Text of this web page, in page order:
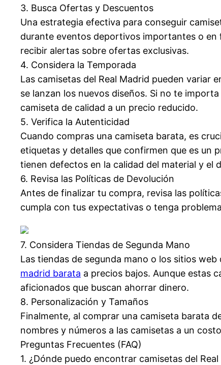
3. Busca Ofertas y Descuentos
Una estrategia efectiva para conseguir
durante eventos deportivos importantes o en
recibir alertas sobre ofertas exclusivas.
4. Considera la Temporada
Las camisetas del Real Madrid pueden variar
se lanzan los nuevos diseños. Si no te
camiseta de calidad a un precio reducido.
5. Verifica la Autenticidad
Cuando compras una camiseta barata, es
etiquetas y detalles que confirmen que es un
tienen defectos en la calidad del material y el
6. Revisa las Políticas de Devolución
Antes de finalizar tu compra, revisa las
cumpla con tus expectativas o tenga
7. Considera Tiendas de Segunda Mano
Las tiendas de segunda mano o los sitios
madrid barata a precios bajos. Aunque estas
aficionados que buscan ahorrar dinero.
8. Personalización y Tamaños
Finalmente, al comprar una camiseta barata
nombres y números a las camisetas a un
Preguntas Frecuentes (FAQ)
1. ¿Dónde puedo encontrar camisetas del